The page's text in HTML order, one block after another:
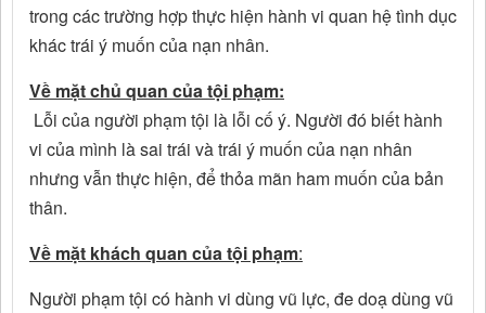
trong các trường hợp thực hiện hành vi quan hệ tình dục
khác trái ý muốn của nạn nhân.
Về mặt chủ quan của tội phạm:
Lỗi của người phạm tội là lỗi cố ý. Người đó biết hành
vi của mình là sai trái và trái ý muốn của nạn nhân
nhưng vẫn thực hiện, để thỏa mãn ham muốn của bản
thân.
Về mặt khách quan của tội phạm:
Người phạm tội có hành vi dùng vũ lực, đe doạ dùng vũ